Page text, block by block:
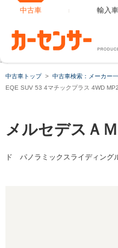
中古車 輸入車
EQE SUV 53 4マチックプラス 4WD
中古車トップ
中古車検索：メーカー
EQE SUV 53 4マチックプラス 4WD
メルセデスＡ
ド パノラミックスライディン